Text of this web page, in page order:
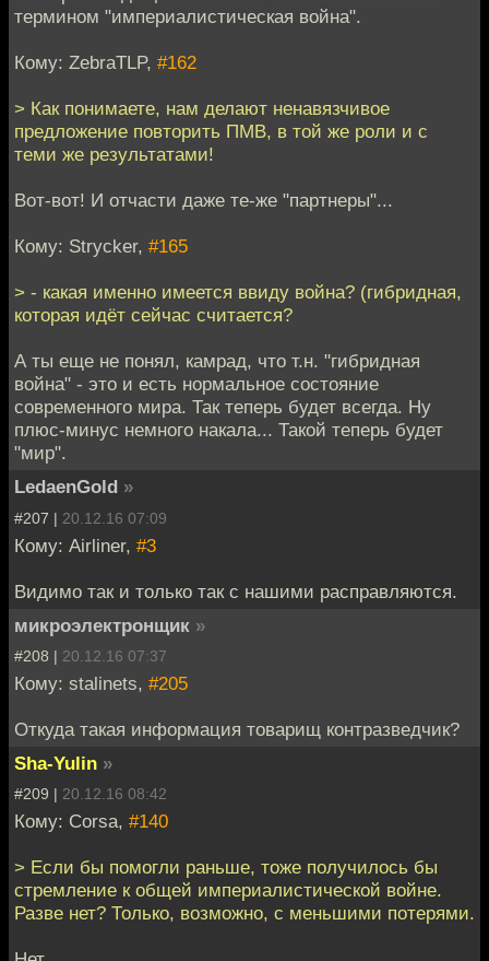
термином "империалистическая война".
Кому: ZebraTLP, #162
> Как понимаете, нам делают ненавязчивое
предложение повторить ПМВ, в той же роли и с
теми же результатами!
Вот-вот! И отчасти даже те-же "партнеры"...
Кому: Strycker, #165
> - какая именно имеется ввиду война? (гибридная,
которая идёт сейчас считается?
А ты еще не понял, камрад, что т.н. "гибридная
война" - это и есть нормальное состояние
современного мира. Так теперь будет всегда. Ну
плюс-минус немного накала... Такой теперь будет
"мир".
LedaenGold »
#207 | 20.12.16 07:09
Кому: Airliner, #3
Видимо так и только так с нашими расправляются.
микроэлектронщик »
#208 | 20.12.16 07:37
Кому: stalinets, #205
Откуда такая информация товарищ контразведчик?
Sha-Yulin »
#209 | 20.12.16 08:42
Кому: Corsa, #140
> Если бы помогли раньше, тоже получилось бы
стремление к общей империалистической войне.
Разве нет? Только, возможно, с меньшими потерями.